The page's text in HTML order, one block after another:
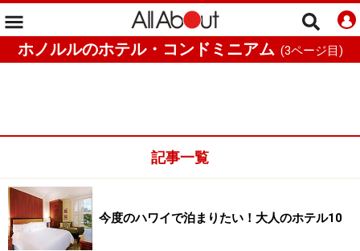
ホノルルのホテル・コンドミニアム (3ページ目)
記事一覧
今度のハワイで泊まりたい！大人のホテル10